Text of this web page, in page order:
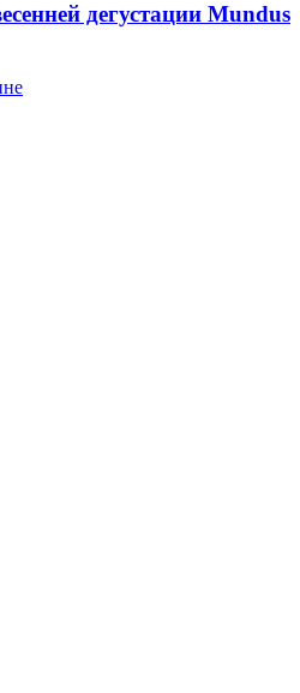
дегустации Mundus